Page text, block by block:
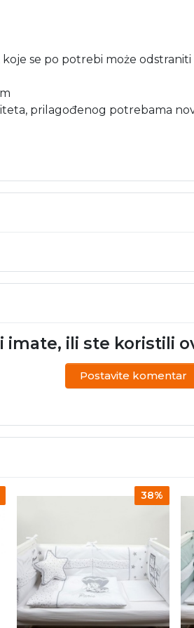
koje se po potrebi może odstraniti
prilagođenog potrebama
imate, ili ste koristili
Postavite komentar
38%